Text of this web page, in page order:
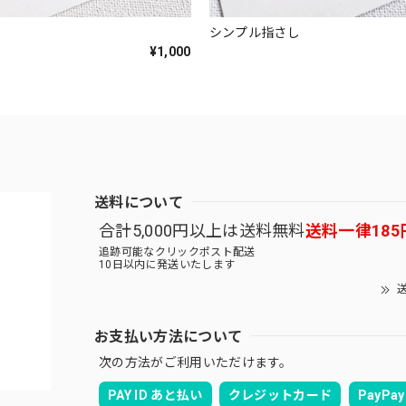
¥1,000
シンプル指さし
送料について
合計5,000円以上は送料無料送料一律185
追跡可能なクリックポスト配送
10日以内に発送いたします
お支払い方法について
次の方法がご利用いただけます。
PAY ID あと払い クレジットカード PayPay